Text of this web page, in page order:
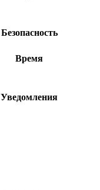
Безопасность
Время
Уведомления